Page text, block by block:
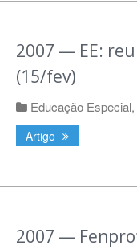
2007 — EE:
(15/fev)
Educação Especial,
Artigo
2007 —